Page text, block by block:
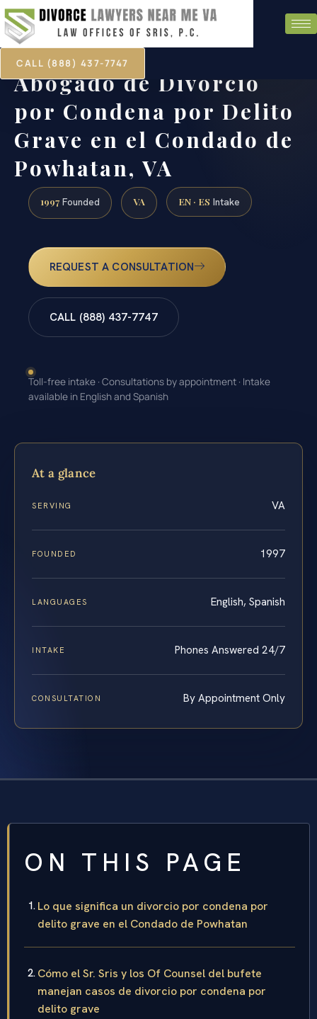
CALL (888) 437-7747
Abogado de Divorcio
por Condena por Delito
Grave en el Condado de
Powhatan, VA
1997 Founded VA EN · ES Intake
REQUEST A CONSULTATION
CALL (888) 437-7747
Toll-free intake · Consultations by appointment · Intake
available in English and Spanish
At a glance
SERVING VA
FOUNDED 1997
LANGUAGES English, Spanish
INTAKE Phones Answered 24/7
CONSULTATION By Appointment Only
ON THIS PAGE
Lo que significa un divorcio por condena por
delito grave en el Condado de Powhatan
Cómo el Sr. Sris y los Of Counsel del bufete
manejan casos de divorcio por condena por
delito grave